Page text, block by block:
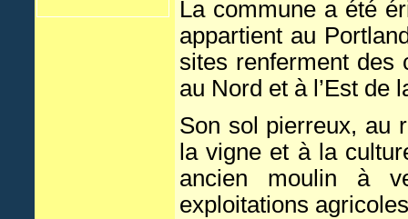
La commune a été
appartient au
sites renferment des
au Nord et à l’Est de
Son sol pierreux, au
la vigne et à la
ancien moulin à
exploitations